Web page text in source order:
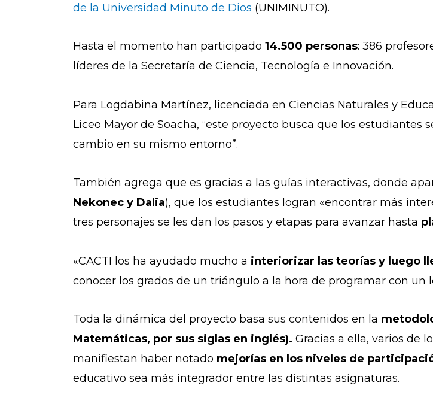
de la Universidad Minuto de Dios (UNIMINUTO).
Hasta el momento han participado 14.500 personas: 386
líderes de la Secretaría de Ciencia, Tecnología e Innovación.
Para Logdabina Martínez, licenciada en Ciencias Naturales y
Liceo Mayor de Soacha, “este proyecto busca que los
cambio en su mismo entorno”.
También agrega que es gracias a las guías interactivas, donde
Nekonec y Dalia), que los estudiantes logran «encontrar más
tres personajes se les dan los pasos y etapas para avanzar hasta
«CACTI los ha ayudado mucho a interiorizar las teorías y luego
conocer los grados de un triángulo a la hora de programar con un
Toda la dinámica del proyecto basa sus contenidos en la
Matemáticas, por sus siglas en inglés). Gracias a ella, varios de
manifiestan haber notado mejorías en los niveles de
educativo sea más integrador entre las distintas asignaturas.